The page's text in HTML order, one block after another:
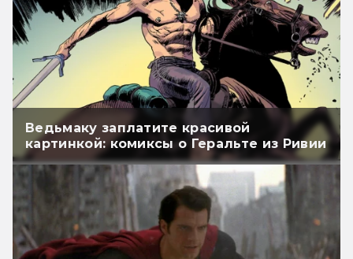
Ведьмаку заплатите красивой
картинкой: комиксы о Геральте из Ривии